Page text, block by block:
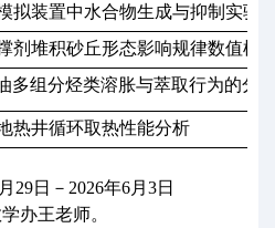
拟装置中水合物生成与抑制实验
剂堆积砂丘形态影响规律数值模
多组分烃类溶胀与萃取行为的分
热井循环取热性能分析
29日－2026年6月3日
办王老师。